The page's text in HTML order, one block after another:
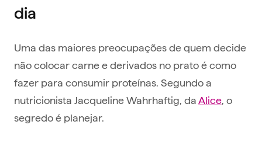
dia
Uma das maiores preocupações de quem decide
não colocar carne e derivados no prato é como
fazer para consumir proteínas. Segundo a
nutricionista Jacqueline Wahrhaftig, daAlice, o
segredo é planejar.